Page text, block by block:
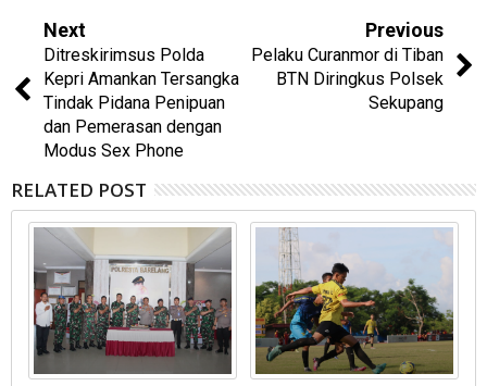
Next
Ditreskirimsus Polda
Kepri Amankan Tersangka
Tindak Pidana Penipuan
dan Pemerasan dengan
Modus Sex Phone
Previous
Pelaku Curanmor di Tiban
BTN Diringkus Polsek
Sekupang
RELATED POST